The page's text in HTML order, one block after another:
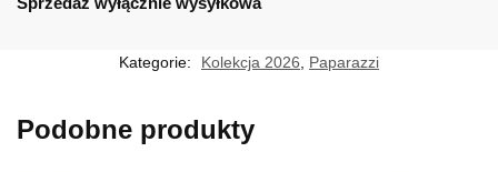
Kategorie: Kolekcja 2026, Paparazzi
Podobne produkty